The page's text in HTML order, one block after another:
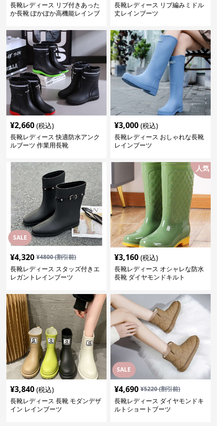
長靴レディース リブ付きあった
か長靴 ぽかぽか高機能レインブ
長靴レディース リブ編みミドル
丈レインブーツ
¥2,660 (税込)
長靴レディース 快適防水アンク
ルブーツ 作業用長靴
¥3,000 (税込)
長靴レディース おしゃれな長靴
レインブーツ
SALE
¥4,320 ¥4800(割引前)
長靴レディース スタッズ付きエ
レガントレインブーツ
人気
¥3,160 (税込)
長靴レディース オシャレな防水
長靴 ダイヤモンドキルト
¥3,840 (税込)
長靴レディース 長靴 モダンデザ
イン レインブーツ
SALE
¥4,690 ¥5220(割引前)
長靴レディース ダイヤモンドキ
ルトショートブーツ